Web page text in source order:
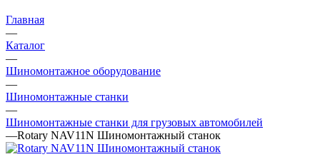
Главная
—
Каталог
—
Шиномонтажное оборудование
—
Шиномонтажные станки
—
Шиномонтажные станки для грузовых автомобилей
—Rotary NAV11N Шиномонтажный станок